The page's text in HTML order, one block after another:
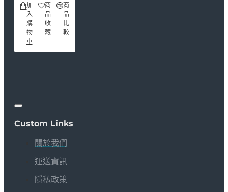
加
入
購
物
車
商
品
收
藏
商
品
比
較
Custom Links
關於我們
運送資訊
隱私政策